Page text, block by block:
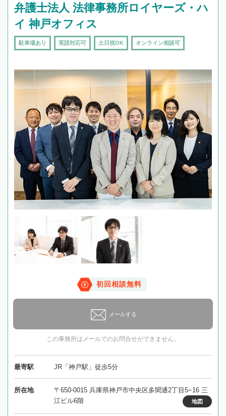
弁護士法人 法律事務所ロイヤーズ・ハ
イ 神戸オフィス
駐車場あり 英語対応可 土日祝OK オンライン相談可
初回相談無料
メールする
この事務所はメールでのお問合せができません。
最寄駅 JR「神戸駅」徒歩5分
所在地
〒650-0015 兵庫県神戸市中央区多聞通2丁目5−16 三
江ビル6階
地図